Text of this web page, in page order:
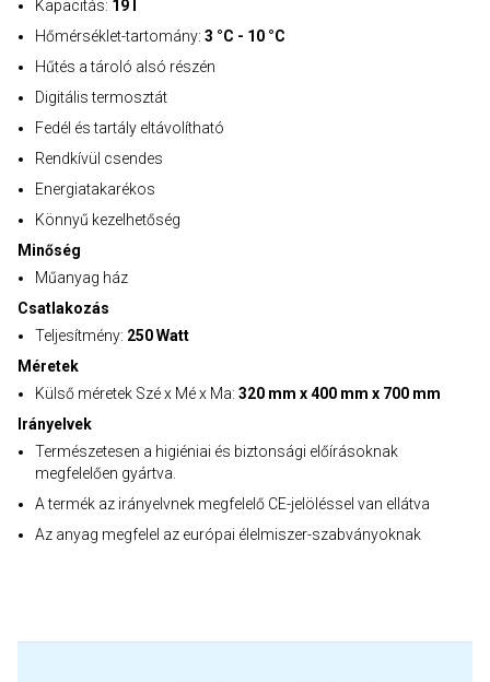
Kapacitás: 19 l
Hőmérséklet-tartomány: 3 °C - 10 °C
Hűtés a tároló alsó részén
Digitális termosztát
Fedél és tartály eltávolítható
Rendkívül csendes
Energiatakarékos
Könnyű kezelhetőség
Minőség
Műanyag ház
Csatlakozás
Teljesítmény: 250 Watt
Méretek
Külső méretek Szé x Mé x Ma: 320 mm x 400 mm x 700 mm
Irányelvek
Természetesen a higiéniai és biztonsági előírásoknak
megfelelően gyártva.
A termék az irányelvnek megfelelő CE-jelöléssel van ellátva
Az anyag megfelel az európai élelmiszer-szabványoknak